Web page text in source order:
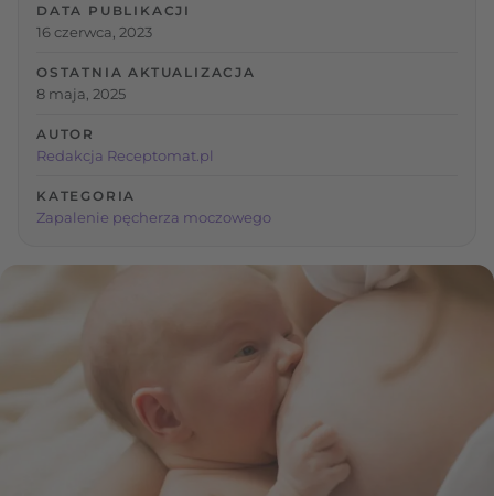
DATA PUBLIKACJI
16 czerwca, 2023
OSTATNIA AKTUALIZACJA
8 maja, 2025
AUTOR
Redakcja Receptomat.pl
KATEGORIA
Zapalenie pęcherza moczowego